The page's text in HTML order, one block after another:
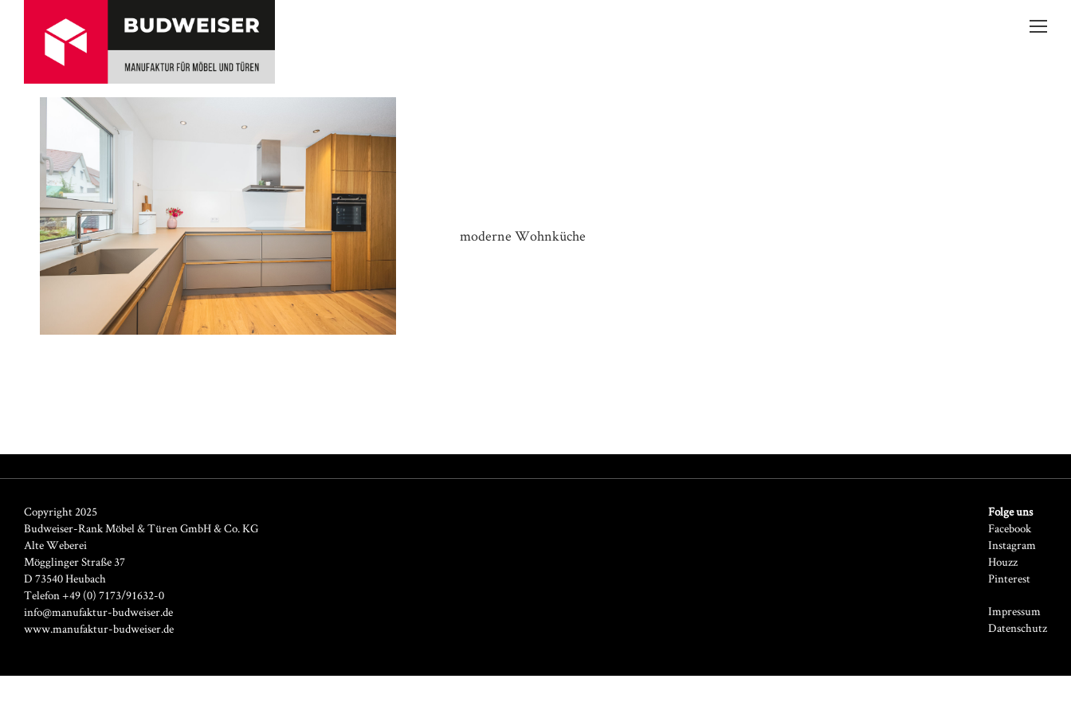
moderne Wohnküche
Copyright 2025
Budweiser-Rank Möbel & Türen GmbH & Co. KG
Alte Weberei
Mögglinger Straße 37
D 73540 Heubach
Telefon +49 (0) 7173/91632-0
info@manufaktur-budweiser.de
www.manufaktur-budweiser.de
Folge uns
Facebook
Instagram
Houzz
Pinterest
Impressum
Datenschutz